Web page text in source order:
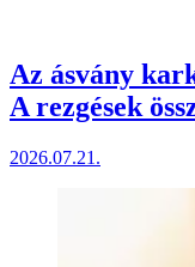
Az ásvány
A rezgések
2026.07.21.